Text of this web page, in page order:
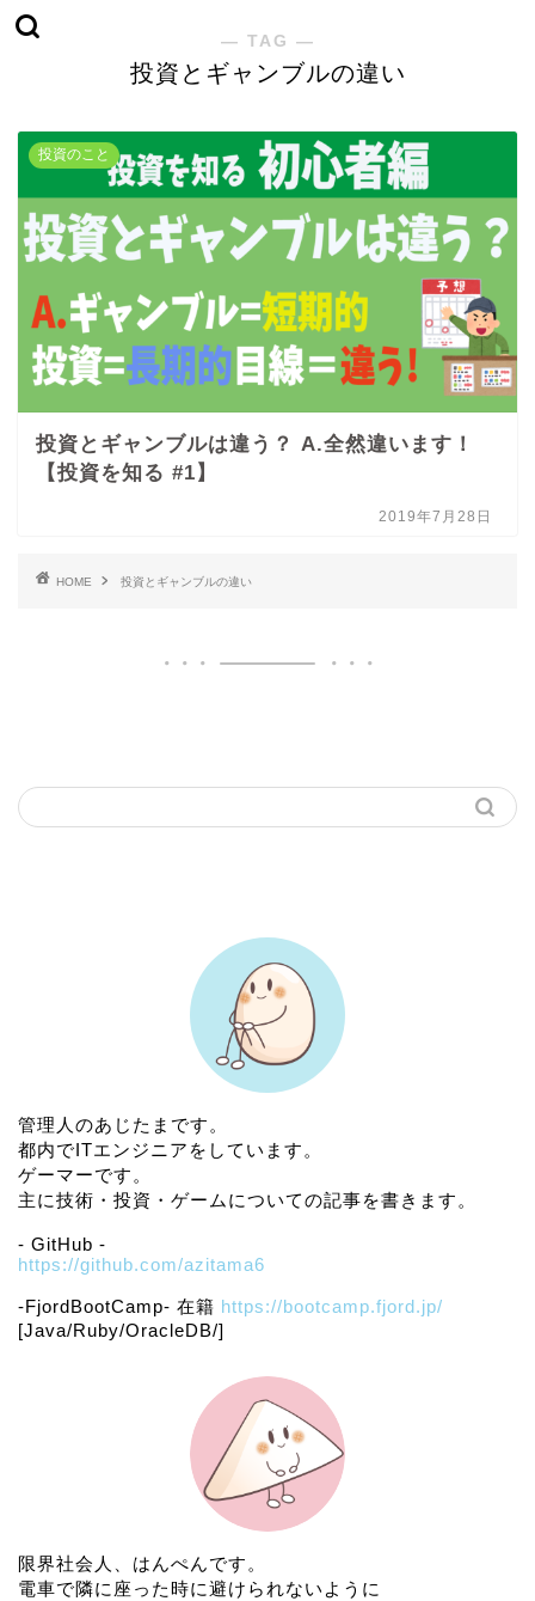
― TAG ―
投資とギャンブルの違い
投資のこと
投資とギャンブルは違う？ A.全然違います！
【投資を知る #1】
2019年7月28日
HOME 投資とギャンブルの違い
管理人のあじたまです。
都内でITエンジニアをしています。
ゲーマーです。
主に技術・投資・ゲームについての記事を書きます。
- GitHub -
https://github.com/azitama6
-FjordBootCamp- 在籍 https://bootcamp.fjord.jp/
[Java/Ruby/OracleDB/]
限界社会人、はんぺんです。
電車で隣に座った時に避けられないように